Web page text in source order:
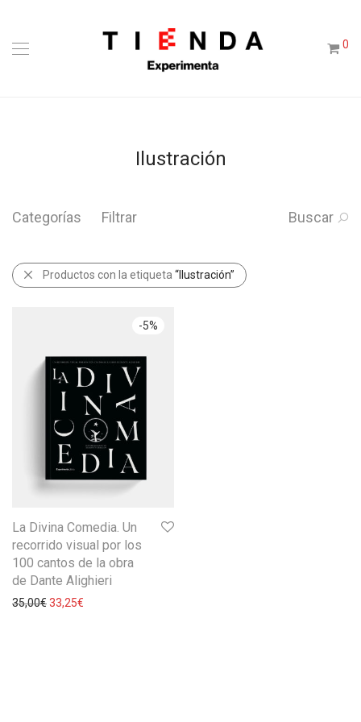
0
Ilustración
Categorías Filtrar Buscar
Productos con la etiqueta “Ilustración”
-5%
La Divina Comedia. Un
recorrido visual por los
100 cantos de la obra
de Dante Alighieri
35,00€33,25€